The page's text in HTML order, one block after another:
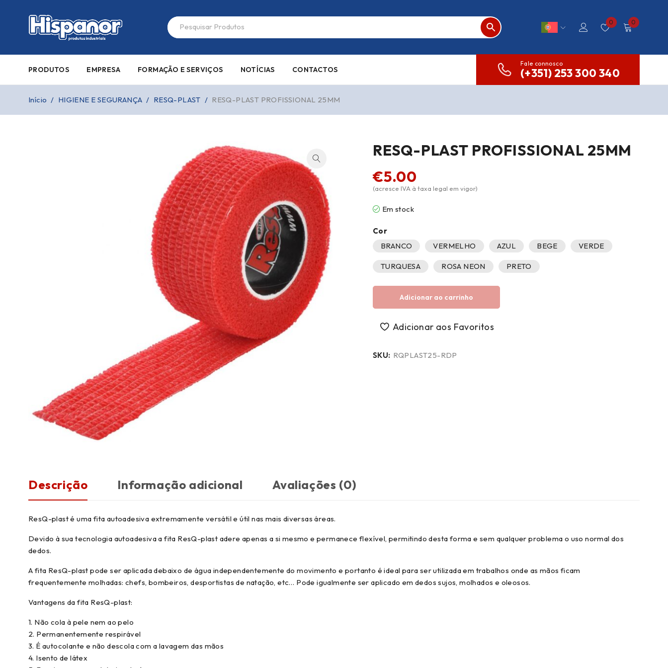
0 0
PRODUTOS EMPRESA FORMAÇÃO E SERVIÇOS NOTÍCIAS CONTACTOS
Fale connosco
(+351) 253 300 340
Início / HIGIENE E SEGURANÇA / RESQ-PLAST / RESQ-PLAST PROFISSIONAL 25MM
RESQ-PLAST PROFISSIONAL 25MM
€5.00
(acresce IVA à taxa legal em vigor)
Em stock
Cor
BRANCO
VERMELHO AZUL BEGE VERDE
TURQUESA ROSA NEON PRETO
Adicionar ao carrinho
SKU: RQPLAST25-RDP
Descrição Informação adicional Avaliações (0)
ResQ-plast é uma fita autoadesiva extremamente versátil e útil nas mais diversas áreas.
Devido à sua tecnologia autoadesiva a fita ResQ-plast adere apenas a si mesmo e permanece flexível, permitindo desta forma e sem qualquer problema o uso normal dos
dedos.
A fita ResQ-plast pode ser aplicada debaixo de água independentemente do movimento e portanto é ideal para ser utilizada em trabalhos onde as mãos ficam
frequentemente molhadas: chefs, bombeiros, desportistas de natação, etc… Pode igualmente ser aplicado em dedos sujos, molhados e oleosos.
Vantagens da fita ResQ-plast:
1. Não cola à pele nem ao pelo
2. Permanentemente respirável
3. É autocolante e não descola com a lavagem das mãos
4. Isento de látex